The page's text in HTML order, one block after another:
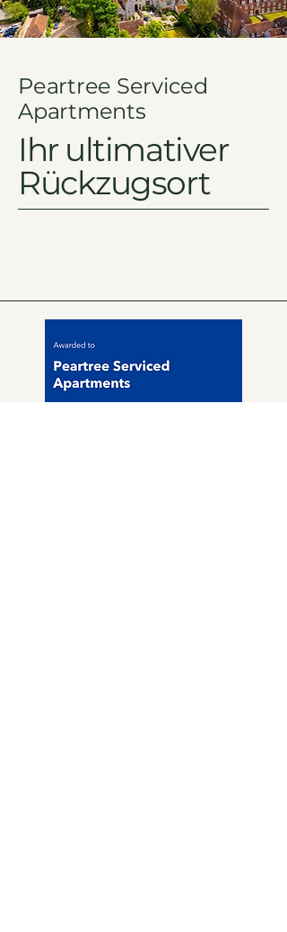
Peartree Serviced
Apartments
Ihr ultimativer
Rückzugsort